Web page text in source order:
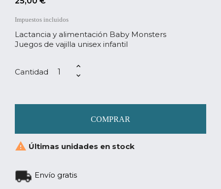
Impuestos incluidos
Lactancia y alimentación Baby Monsters
Juegos de vajilla unisex infantil
Cantidad
COMPRAR
 Últimas unidades en stock
Envío gratis